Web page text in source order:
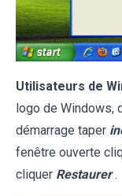
Utilisateurs de
logo de Windows,
démarrage taper
fenêtre ouverte
cliquer Restaurer .